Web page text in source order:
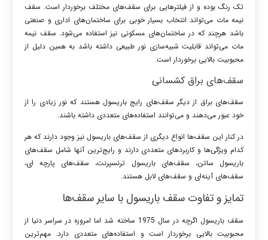
تک رنگ بوده و از فیلترهایی برای سقف‌های مختلف برخوردار است. سقف
نیمه مات می‌تواند انتخاب بسیار خوبی برای ساختمان‌های اداری و صنعتی
باشد هرچند که در ساختمان‌های مسکونی نیز استفاده می‌شود. سقف نیمه
مات می‌تواند قابلیت شبیه‌سازی نور طبیعی داشته باشد به همین دلیل از
محبوبیت بالایی برخوردار است.
سقف‌های براق کشسانی
سقف‌های براق از دیگر سقف‌های رایج باریسول هستند که نور زیادی را از
خود عبور می‌دهند و می‌توانند استفاده‌های متعددی داشته باشند.
در کنار این سقف‌ها انواع دیگری از سقف‌های باریسول نیز وجود دارند که هر
کدام ویژگی‌ها و کاربردهای متعددی دارند و رایج‌ترین آنها شامل سقف‌های
باریسول ساتن، سقف‌های باریسول ترنسپرنت، سقف‌های پارچه ای،
سقف‌های آینه‌ای و سقف‌های لابل هستند.
تمایز و تفاوت سقف باریسول با سایر سقف‌ها
سقف باریسول اگرچه در سال 1975 ساخته شد اما امروزه در سراسر دنیا از
محبوبیت بالایی برخوردار است و استفاده‌های متعددی دارد. مهم‌ترین